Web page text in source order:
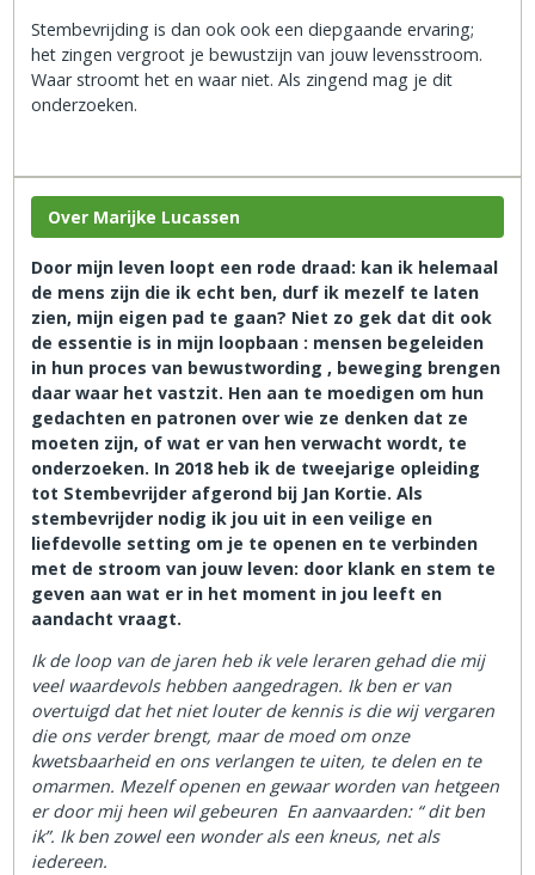
Stembevrijding is dan ook ook een diepgaande ervaring;
het zingen vergroot je bewustzijn van jouw levensstroom.
Waar stroomt het en waar niet. Als zingend mag je dit
onderzoeken.
Over Marijke Lucassen
Door mijn leven loopt een rode draad: kan ik helemaal
de mens zijn die ik echt ben, durf ik mezelf te laten
zien, mijn eigen pad te gaan? Niet zo gek dat dit ook
de essentie is in mijn loopbaan : mensen begeleiden
in hun proces van bewustwording , beweging brengen
daar waar het vastzit. Hen aan te moedigen om hun
gedachten en patronen over wie ze denken dat ze
moeten zijn, of wat er van hen verwacht wordt, te
onderzoeken. In 2018 heb ik de tweejarige opleiding
tot Stembevrijder afgerond bij Jan Kortie. Als
stembevrijder nodig ik jou uit in een veilige en
liefdevolle setting om je te openen en te verbinden
met de stroom van jouw leven: door klank en stem te
geven aan wat er in het moment in jou leeft en
aandacht vraagt.
Ik de loop van de jaren heb ik vele leraren gehad die mij
veel waardevols hebben aangedragen. Ik ben er van
overtuigd dat het niet louter de kennis is die wij vergaren
die ons verder brengt, maar de moed om onze
kwetsbaarheid en ons verlangen te uiten, te delen en te
omarmen. Mezelf openen en gewaar worden van hetgeen
er door mij heen wil gebeuren En aanvaarden: “ dit ben
ik”. Ik ben zowel een wonder als een kneus, net als
iedereen.